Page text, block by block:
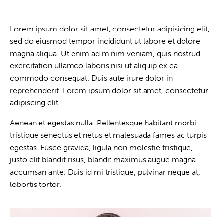
Lorem ipsum dolor sit amet, consectetur adipisicing elit,
sed do eiusmod tempor incididunt ut labore et dolore
magna aliqua. Ut enim ad minim veniam, quis nostrud
exercitation ullamco laboris nisi ut aliquip ex ea
commodo consequat. Duis aute irure dolor in
reprehenderit. Lorem ipsum dolor sit amet, consectetur
adipiscing elit.
Aenean et egestas nulla. Pellentesque habitant morbi
tristique senectus et netus et malesuada fames ac turpis
egestas. Fusce gravida, ligula non molestie tristique,
justo elit blandit risus, blandit maximus augue magna
accumsan ante. Duis id mi tristique, pulvinar neque at,
lobortis tortor.